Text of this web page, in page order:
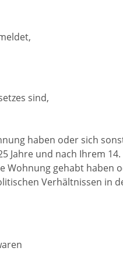
sind,
haben oder sich
Jahre und nach Ihrem
Wohnung gehabt haben
Verhältnissen in